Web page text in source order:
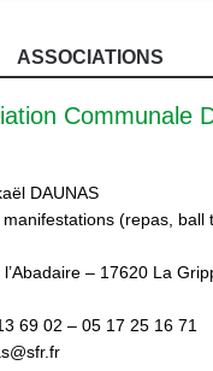
ASSOCIATIONS
Communale
DAUNAS
manifestations (repas, ball
– 17620 La
69 02 – 05 17 25 16 71